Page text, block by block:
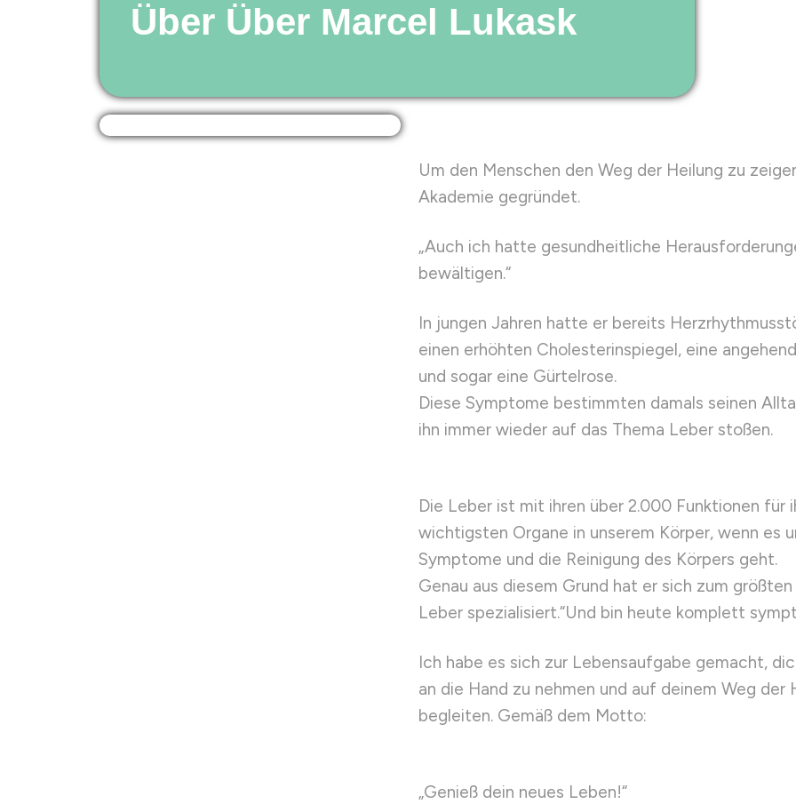
Über Über Marcel Lukask
Um den Menschen den Weg der Heilung zu
Akademie gegründet.
„Auch ich hatte gesundheitliche
bewältigen.“
In jungen Jahren hatte er bereits
einen erhöhten Cholesterinspiegel, eine
und sogar eine Gürtelrose.
Diese Symptome bestimmten damals seinen
ihn immer wieder auf das Thema Leber stoßen.
Die Leber ist mit ihren über 2.000 Funktionen für
wichtigsten Organe in unserem Körper, wenn es
Symptome und die Reinigung des Körpers geht.
Genau aus diesem Grund hat er sich zum
Leber spezialisiert.“Und bin heute komplett
Ich habe es sich zur Lebensaufgabe gemacht,
an die Hand zu nehmen und auf deinem Weg der
begleiten. Gemäß dem Motto:
„Genieß dein neues Leben!“